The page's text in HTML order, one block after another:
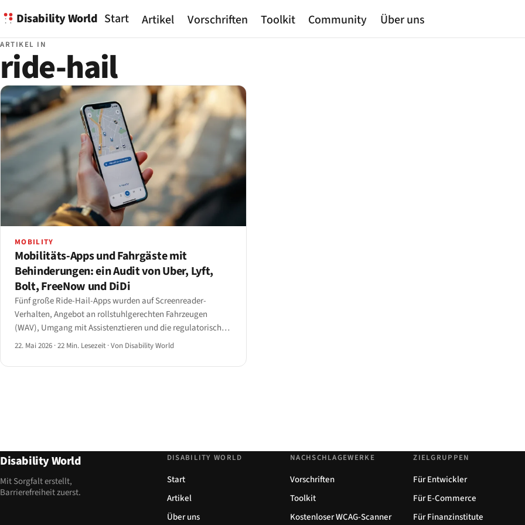
Disability World Start Artikel Vorschriften Toolkit Community Über uns
ARTIKEL IN
ride-hail
MOBILITY
Mobilitäts-Apps und Fahrgäste mit
Behinderungen: ein Audit von Uber, Lyft,
Bolt, FreeNow und DiDi
Fünf große Ride-Hail-Apps wurden auf Screenreader-
Verhalten, Angebot an rollstuhlgerechten Fahrzeugen
(WAV), Umgang mit Assistenztieren und die regulatorischen
Folgen des DOJ-Uber-Vergleichs von 2021 sowie Artikel 4 der
22. Mai 2026 ·22 Min. Lesezeit ·Von Disability World
Disability World
Mit Sorgfalt erstellt,
Barrierefreiheit zuerst.
DISABILITY WORLD
Start
Artikel
Über uns
NACHSCHLAGEWERKE
Vorschriften
Toolkit
Kostenloser WCAG-Scanner
ZIELGRUPPEN
Für Entwickler
Für E-Commerce
Für Finanzinstitute